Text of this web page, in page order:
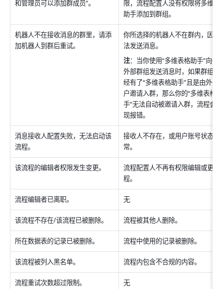
和管理员可以添加群成员”。
限，流程配置人没有权限将多维表
助手添加到群组。
机器人不在接收消息的群里，请添
加机器人到群后重试。
你所选择的机器人不在群内，因此
法发送消息。
注：当你使用“多维表格助手”向一
外部群组发送消息时，如果群组内
经有了“多维表格助手”且是由外部
户邀请入群，那么你的“多维表格
手”无法自动被邀请入群，流程会
现报错。
消息接收人配置失败，无法启动该
流程。
接收人不存在，或用户账号状态异
常。
该流程的编辑者权限发生变更。
流程配置人不再有权限编辑或更改
程。
流程编辑者已离职。 无
该流程不存在/该流程已被删除。 流程被其他人删除。
所在数据表的记录已被删除。 流程中使用的记录被删除。
该流程被列入黑名单。 流程内包含不合规的内容。
流程重试次数超过限制。 无